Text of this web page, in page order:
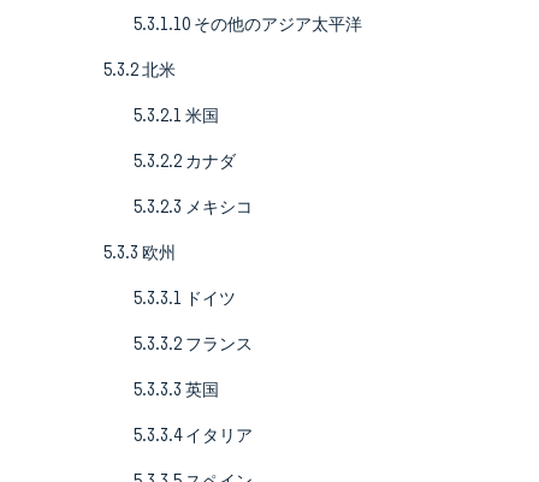
5.3.1.10 その他のアジア太平洋
5.3.2 北米
5.3.2.1 米国
5.3.2.2 カナダ
5.3.2.3 メキシコ
5.3.3 欧州
5.3.3.1 ドイツ
5.3.3.2 フランス
5.3.3.3 英国
5.3.3.4 イタリア